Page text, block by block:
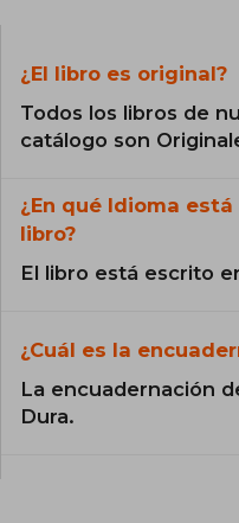
¿El libro es original?
Todos los libros de
catálogo son
¿En qué Idioma
libro?
El libro está escrito
¿Cuál es la
La encuadernación
Dura.